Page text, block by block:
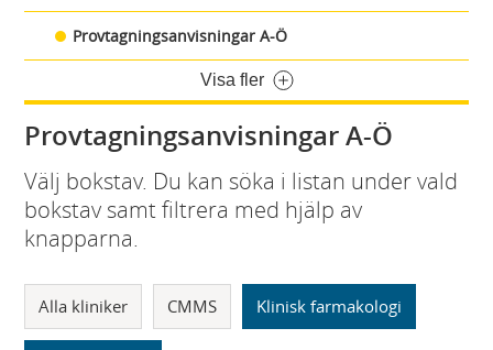
Provtagningsanvisningar A-Ö
Visa fler
Provtagningsanvisningar A-Ö
Välj bokstav. Du kan söka i listan under vald
bokstav samt filtrera med hjälp av
knapparna.
Alla kliniker CMMS Klinisk farmakologi